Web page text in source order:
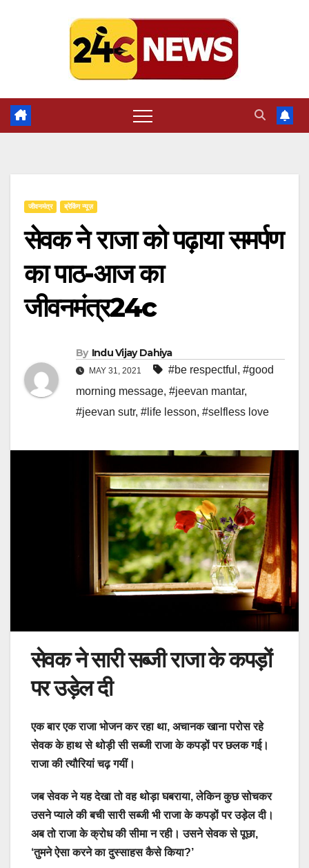
जीवनमंत्र ब्रेकिंग न्यूज़
सेवक ने राजा को पढ़ाया समर्पण
का पाठ-आज का
जीवनमंत्र24c
By Indu Vijay Dahiya
MAY 31, 2021 #be respectful , #good
morning message, #jeevan mantar,
#jeevan sutr, #life lesson, #selfless love
सेवक नेसारी सब्जी राजा के कपड़ों
पर उड़ेल दी
एक बार एक राजा भोजन कर रहा था, अचानक खाना परोस रहे
सेवक के हाथ से थोड़ी सी सब्जी राजा के कपड़ों पर छलक गई।
राजा की त्यौरियां चढ़ गयीं।
जब सेवक ने यह देखा तो वह थोड़ा घबराया, लेकिन कुछ सोचकर
उसने प्याले की बची सारी सब्जी भी राजा के कपड़ों पर उड़ेल दी।
अब तो राजा के क्रोध की सीमा न रही। उसने सेवक से पूछा,
‘तुमने ऐसा करने का दुस्साहस कैसे किया?’